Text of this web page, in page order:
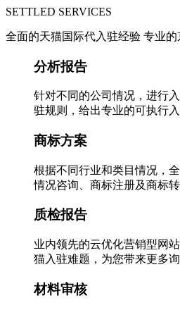
SETTLED SERVICES
全面的天猫国际代入驻经验 专业
分析报告
针对不同的公司情况，进行
驻规则，给出专业的可执行入
商标方案
根据不同行业和类目情况，
情况咨询、商标注册及商标转
质检报告
业内领先的云优化营销型网
猫入驻难题，为您带来更多
材料审核